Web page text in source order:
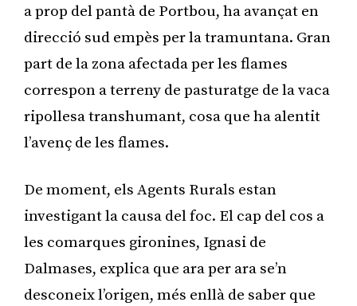
a prop del pantà de Portbou, ha avançat en
direcció sud empès per la tramuntana. Gran
part de la zona afectada per les flames
correspon a terreny de pasturatge de la vaca
ripollesa transhumant, cosa que ha alentit
l’avenç de les flames.
De moment, els Agents Rurals estan
investigant la causa del foc. El cap del cos a
les comarques gironines, Ignasi de
Dalmases, explica que ara per ara se’n
desconeix l’origen, més enllà de saber que